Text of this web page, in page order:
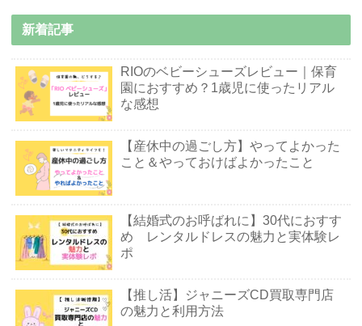
新着記事
RIOのベビーシューズレビュー｜保育
園におすすめ？1歳児に使ったリアル
な感想
【産休中の過ごし方】やってよかった
こと＆やっておけばよかったこと
【結婚式のお呼ばれに】30代におすす
め レンタルドレスの魅力と実体験レ
ポ
【推し活】ジャニーズCD買取専門店
の魅力と利用方法